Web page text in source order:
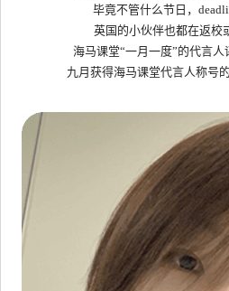
毕竟不管什么节日，
英国的小伙伴也都在返校
海马课堂“一月一度”的代言人
九月获得海马课堂代言人称号